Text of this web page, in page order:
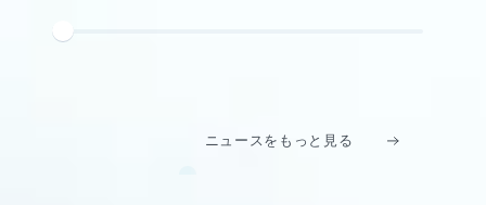
ニュースをもっと見る